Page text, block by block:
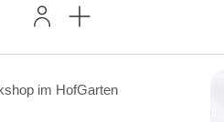
im HofGarten